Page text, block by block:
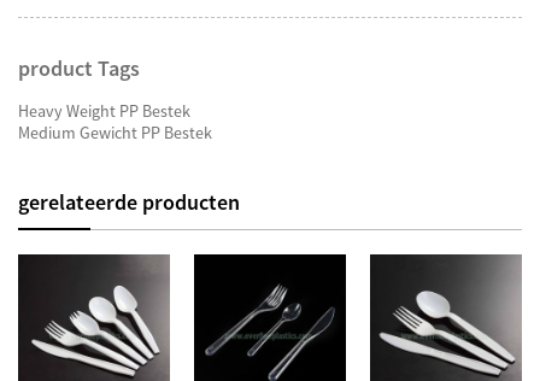
product Tags
Heavy Weight PP Bestek
Medium Gewicht PP Bestek
gerelateerde producten